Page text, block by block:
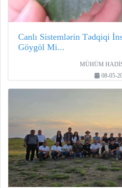
Canlı Sistemlərin Tədqiqi
Göygöl Mi...
MÜHÜM
08-05-